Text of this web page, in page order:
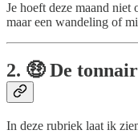
Je hoeft deze maand
maar een wandeling of
2. 🤑 De
In deze rubriek laat ik